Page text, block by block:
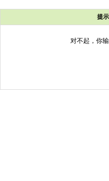
提
对不起，你